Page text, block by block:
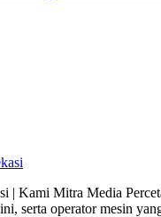
| Kami Mitra Media
serta operator mesin